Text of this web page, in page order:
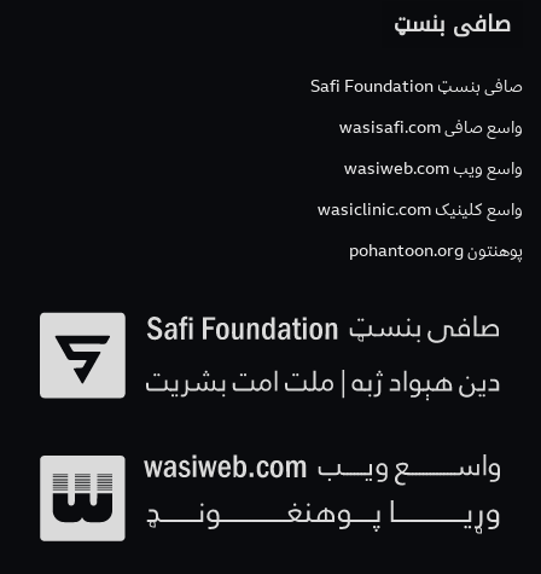
صافی بنسټ
صافی بنسټ Safi Foundation
واسع صافی wasisafi.com
واسع ویب wasiweb.com
واسع کلینیک wasiclinic.com
پوهنتون pohantoon.org